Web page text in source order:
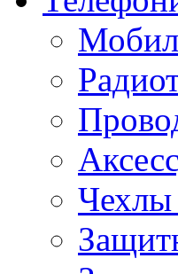
Чехлы